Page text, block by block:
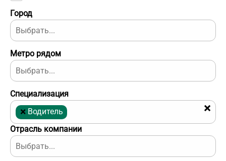
Отрасль компании
Город
Метро рядом
Специализация
×
× Водитель